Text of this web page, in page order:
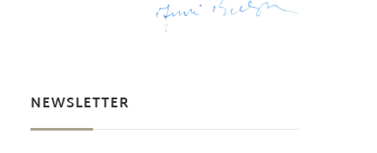
NEWSLETTER